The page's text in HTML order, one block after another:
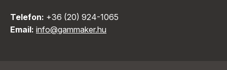
Telefon: +36 (20) 924-1065
Email: info@gammaker.hu